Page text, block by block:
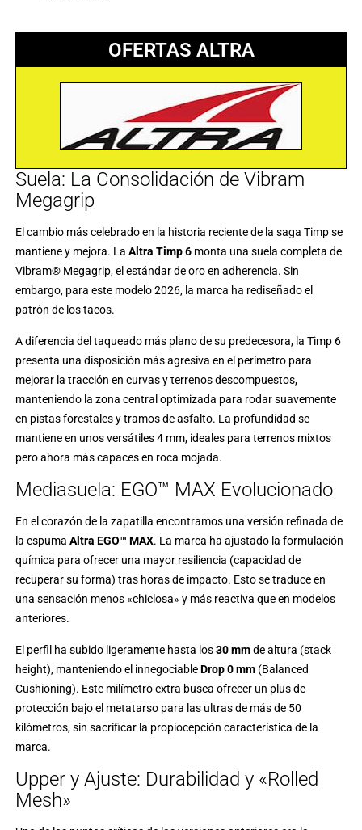
OFERTAS ALTRA
Suela: La Consolidación de Vibram
Megagrip
El cambio más celebrado en la historia reciente de la saga Timp se
mantiene y mejora. La Altra Timp 6monta una suela completa de
Vibram® Megagrip, el estándar de oro en adherencia. Sin
embargo, para este modelo 2026, la marca ha rediseñado el
patrón de los tacos.
A diferencia del taqueado más plano de su predecesora, la Timp 6
presenta una disposición más agresiva en el perímetro para
mejorar la tracción en curvas y terrenos descompuestos,
manteniendo la zona central optimizada para rodar suavemente
en pistas forestales y tramos de asfalto. La profundidad se
mantiene en unos versátiles 4 mm, ideales para terrenos mixtos
pero ahora más capaces en roca mojada.
Mediasuela: EGO™ MAX Evolucionado
En el corazón de la zapatilla encontramos una versión refinada de
la espuma Altra EGO™ MAX. La marca ha ajustado la formulación
química para ofrecer una mayor resiliencia (capacidad de
recuperar su forma) tras horas de impacto. Esto se traduce en
una sensación menos «chiclosa» y más reactiva que en modelos
anteriores.
El perfil ha subido ligeramente hasta los30 mmde altura (stack
height), manteniendo el innegociableDrop 0 mm(Balanced
Cushioning). Este milímetro extra busca ofrecer un plus de
protección bajo el metatarso para las ultras de más de 50
kilómetros, sin sacrificar la propiocepción característica de la
marca.
Upper y Ajuste: Durabilidad y «Rolled
Mesh»